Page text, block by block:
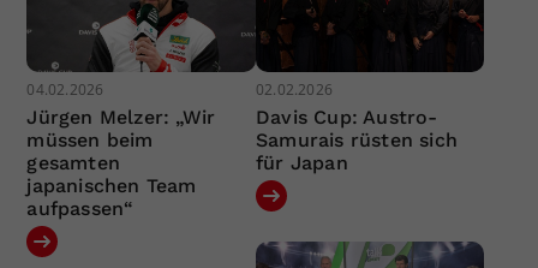
04.02.2026
Jürgen Melzer: „Wir
müssen beim
gesamten
japanischen Team
aufpassen“
02.02.2026
Davis Cup: Austro-
Samurais rüsten sich
für Japan